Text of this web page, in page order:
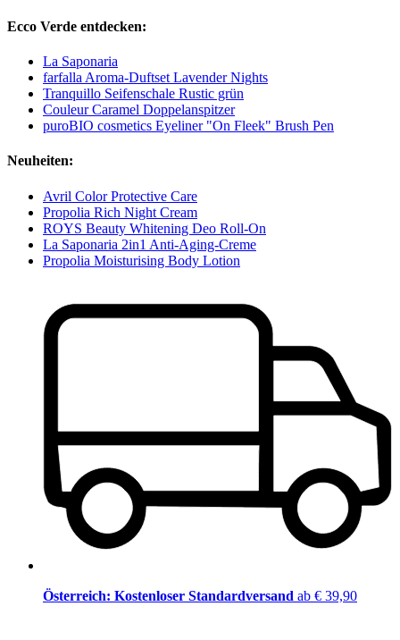
Ecco Verde entdecken:
La Saponaria
farfalla Aroma-Duftset Lavender Nights
Tranquillo Seifenschale Rustic grün
Couleur Caramel Doppelanspitzer
puroBIO cosmetics Eyeliner "On Fleek" Brush Pen
Neuheiten:
Avril Color Protective Care
Propolia Rich Night Cream
ROYS Beauty Whitening Deo Roll-On
La Saponaria 2in1 Anti-Aging-Creme
Propolia Moisturising Body Lotion
Österreich: Kostenloser Standardversand ab € 39,90